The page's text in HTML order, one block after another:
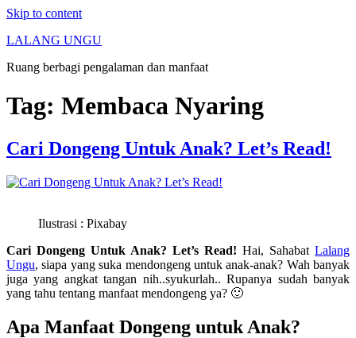
Skip to content
LALANG UNGU
Ruang berbagi pengalaman dan manfaat
Tag: Membaca Nyaring
Cari Dongeng Untuk Anak? Let’s Read!
Ilustrasi : Pixabay
Cari Dongeng Untuk Anak? Let’s Read! Hai, Sahabat Lalang
Ungu, siapa yang suka mendongeng untuk anak-anak? Wah banyak
juga yang angkat tangan nih..syukurlah.. Rupanya sudah banyak
yang tahu tentang manfaat mendongeng ya? 🙂
Apa Manfaat Dongeng untuk Anak?